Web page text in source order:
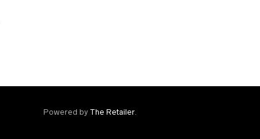
Powered by The Retailer.